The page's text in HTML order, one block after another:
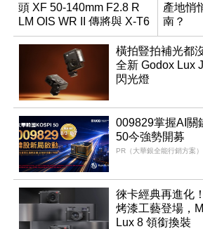
頭 XF 50-140mm F2.8 R
LM OIS WR II 傳將與 X-T6
同步亮相
產地悄
南？
橫拍豎拍補光都
全新 Godox Lux
閃光燈
009829掌握AI關
50今強勢開募
PR（大華銀全能行銷方案）
徠卡經典再進化
烤漆工藝登場，
Lux 8 領銜換裝